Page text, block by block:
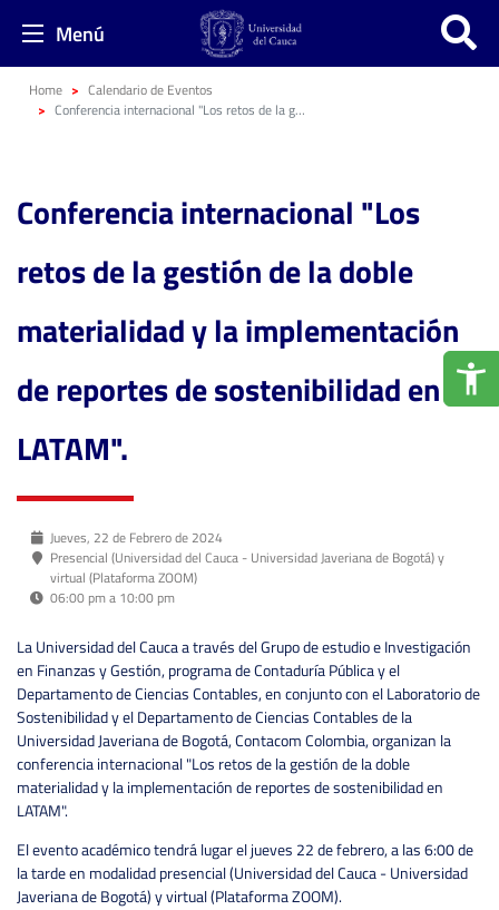
Menú
Home
Calendario de Eventos
Conferencia internacional "Los retos de la gestión de la doble materialidad y la implementación de reportes de sostenibilidad en LATAM".
Conferencia internacional "Los
retos de la gestión de la doble
materialidad y la implementación
de reportes de sostenibilidad en
LATAM".
Jueves, 22 de Febrero de 2024
Presencial (Universidad del Cauca - Universidad Javeriana de Bogotá) y
virtual (Plataforma ZOOM)
06:00 pm a 10:00 pm
La Universidad del Cauca a través del Grupo de estudio e Investigación
en Finanzas y Gestión, programa de Contaduría Pública y el
Departamento de Ciencias Contables, en conjunto con el Laboratorio de
Sostenibilidad y el Departamento de Ciencias Contables de la
Universidad Javeriana de Bogotá, Contacom Colombia, organizan la
conferencia internacional "Los retos de la gestión de la doble
materialidad y la implementación de reportes de sostenibilidad en
LATAM".
El evento académico tendrá lugar el jueves 22 de febrero, a las 6:00 de
la tarde en modalidad presencial (Universidad del Cauca - Universidad
Javeriana de Bogotá) y virtual (Plataforma ZOOM).